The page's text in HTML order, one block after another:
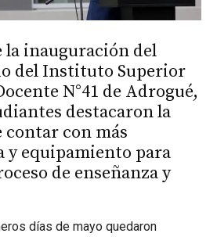
la inauguración del
del Instituto Superior
N°41 de Adrogué,
destacaron la
con más
equipamiento para
de enseñanza y
días de mayo quedaron